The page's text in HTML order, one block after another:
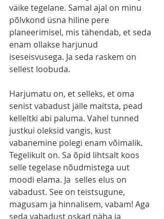
väike tegelane. Samal ajal on minu
põlvkond üsna hiline pere
planeerimisel, mis tähendab, et seda
enam ollakse harjunud
iseseisvusega. Ja seda raskem on
sellest loobuda.
Harjumatu on, et selleks, et oma
senist vabadust jälle maitsta, pead
kelleltki abi paluma. Vahel tunned
justkui oleksid vangis, kust
vabanemine polegi enam võimalik.
Tegelikult on. Sa õpid lihtsalt koos
selle tegelase nõudmistega uut
moodi elama. Ja  selles elus on
vabadust. See on teistsugune,
magusam ja hinnalisem, vabam! Aga
seda vabadust oskad näha ja